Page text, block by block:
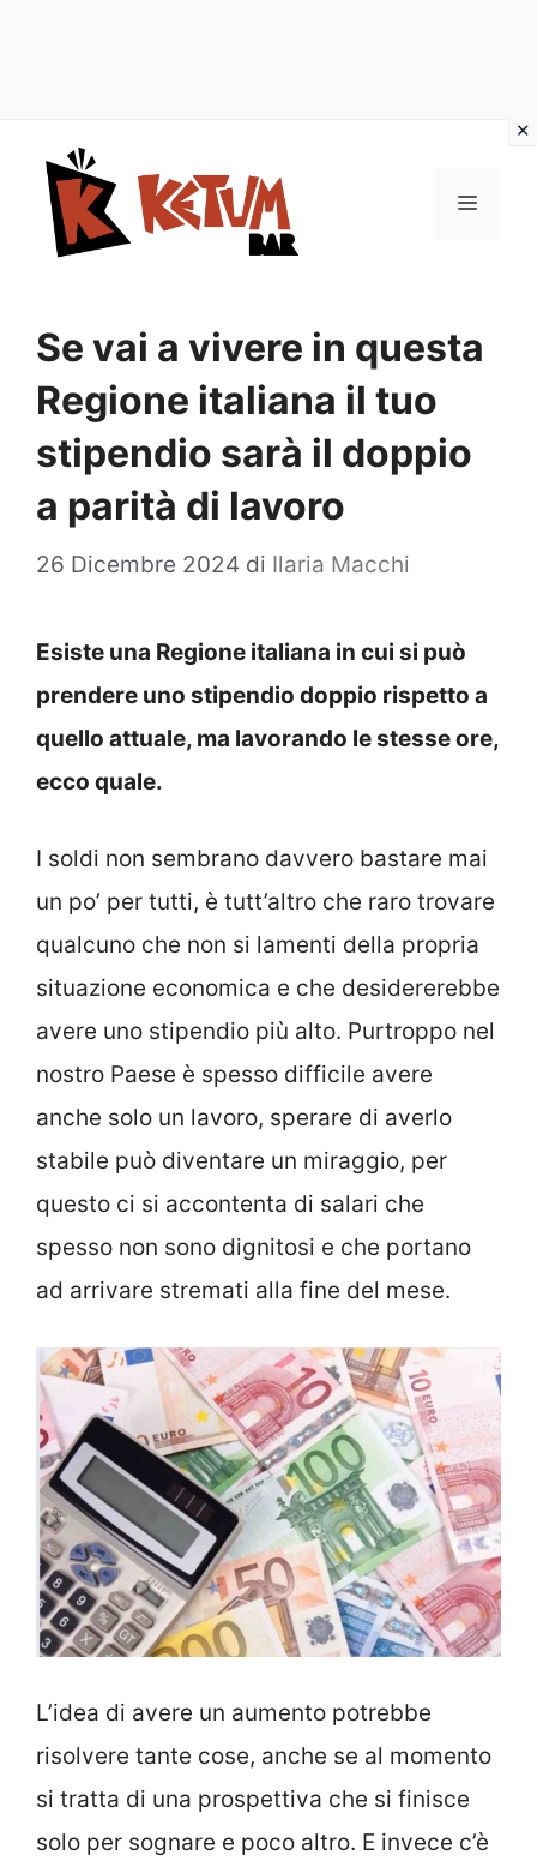
contenuto
Menu
Se vai a vivere in questa
Regione italiana il tuo
stipendio sarà il doppio
a parità di lavoro
26 Dicembre 2024 di Ilaria Macchi
Esiste una Regione italiana in cui si può
prendere uno stipendio doppio rispetto a
quello attuale, ma lavorando le stesse ore,
ecco quale.
I soldi non sembrano davvero bastare mai
un po’ per tutti, è tutt’altro che raro trovare
qualcuno che non si lamenti della propria
situazione economica e che desidererebbe
avere uno stipendio più alto. Purtroppo nel
nostro Paese è spesso difficile avere
anche solo un lavoro, sperare di averlo
stabile può diventare un miraggio, per
questo ci si accontenta di salari che
spesso non sono dignitosi e che portano
ad arrivare stremati alla fine del mese.
L’idea di avere un aumento potrebbe
risolvere tante cose, anche se al momento
si tratta di una prospettiva che si finisce
solo per sognare e poco altro. E invece c’è